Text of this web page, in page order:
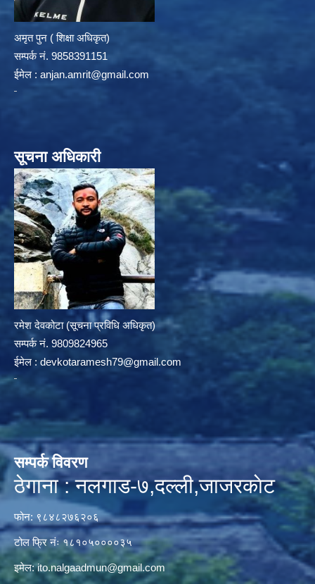
अमृत पुन ( शिक्षा अधिकृत)
सम्पर्क न‌ं. 9858391151
ईमेल : anjan.amrit@gmail.com
सूचना अधिकारी
रमेश देवकोटा (सूचना प्रविधि अधिकृत)
सम्पर्क न‌ं. 9809824965
ईमेल : devkotaramesh79@gmail.com
सम्पर्क विवरण
ठेगाना : नलगाड-७,दल्ली,जाजरकाेट
फोन: ९८४८२७६२०६
टोल फ्रि नंः १८१०५००००३५
इमेल:ito.nalgaadmun@gmail.com